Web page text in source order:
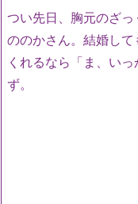
つい先日、胸元のざ
ののかさん。結婚し
くれるなら「ま、い
ず。